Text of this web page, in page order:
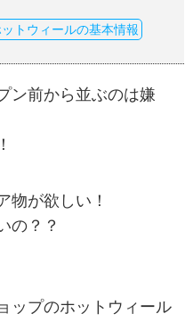
ットウィールの基本情報
ン前から並ぶのは嫌
物が欲しい！
の？？
ップのホットウィール